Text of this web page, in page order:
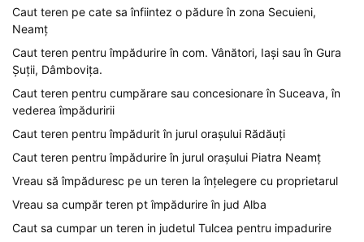
Caut teren pe cate sa înfiintez o pădure în zona Secuieni,
Neamț
Caut teren pentru împădurire în com. Vânători, Iași sau în Gura
Șuții, Dâmbovița.
Caut teren pentru cumpărare sau concesionare în Suceava, în
vederea împăduririi
Caut teren pentru împădurit în jurul orașului Rădăuți
Caut teren pentru împădurire în jurul orașului Piatra Neamț
Vreau să împăduresc pe un teren la înțelegere cu proprietarul
Vreau sa cumpăr teren pt împădurire în jud Alba
Caut sa cumpar un teren in judetul Tulcea pentru impadurire